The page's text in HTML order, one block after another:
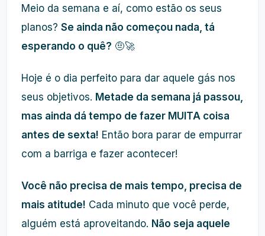
Meio da semana e aí, como estão os seus
planos? Se ainda não começou nada, tá
esperando o quê? 🤨🚀
Hoje é o dia perfeito para dar aquele gás nos
seus objetivos. Metade da semana já passou,
mas ainda dá tempo de fazer MUITA coisa
antes de sexta! Então bora parar de empurrar
com a barriga e fazer acontecer!
Você não precisa de mais tempo, precisa de
mais atitude! Cada minuto que você perde,
alguém está aproveitando. Não seja aquele